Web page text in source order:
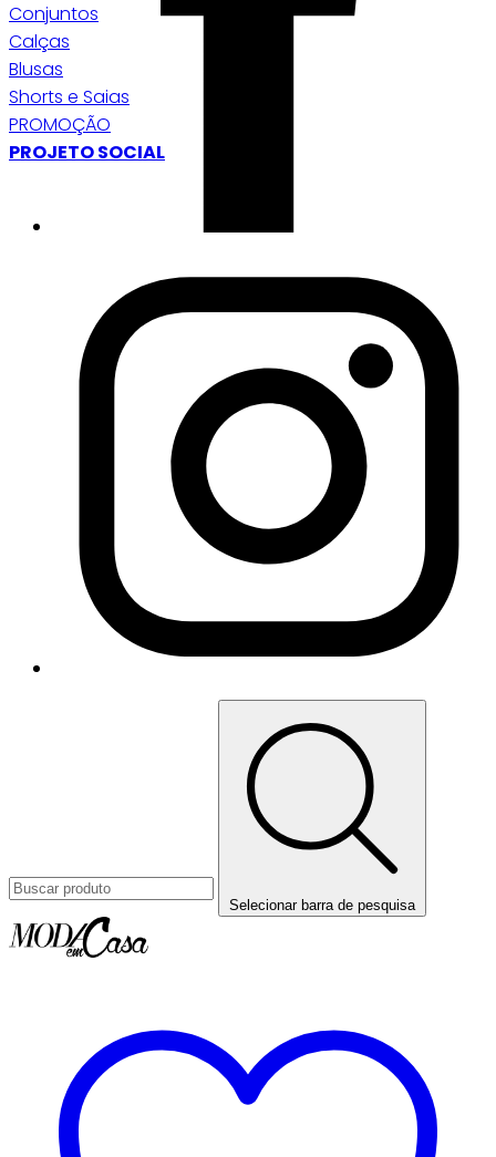
Conjuntos
Calças
Blusas
Shorts e Saias
PROMOÇÃO
PROJETO SOCIAL
Selecionar barra de pesquisa